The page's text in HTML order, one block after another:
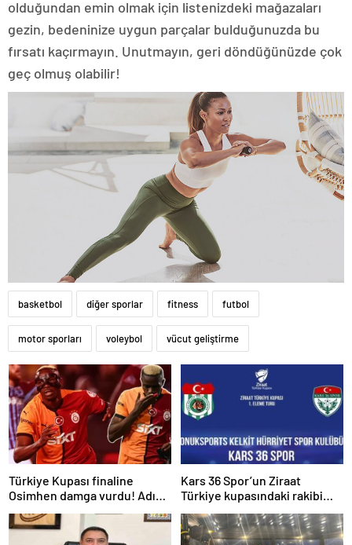
olduğundan emin olmak için listenizdeki mağazaları
gezin, bedeninize uygun parçalar bulduğunuzda bu
fırsatı kaçırmayın. Unutmayın, geri döndüğünüzde çok
geç olmuş olabilir!
basketbol diğer sporlar fitness futbol
motor sporları voleybol vücut geliştirme
Türkiye Kupası finaline
Osimhen damga vurdu! Adını
Galatasaray tarihe yazdırdı
Kars 36 Spor’un Ziraat
Türkiye kupasındaki rakibi
belli oldu